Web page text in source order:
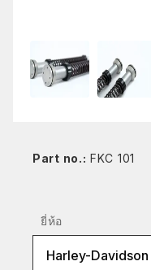
Part no.: FKC 101
ยี่ห้อ
Harley-Davidson